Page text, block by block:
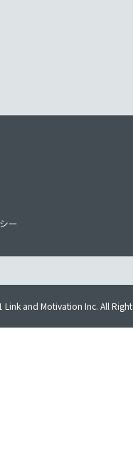
ー
and Motivation Inc. All